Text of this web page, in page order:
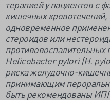
терапией у пациентов с
кишечных
одновременное
стероидов или
Helicobacter pylori (H.
риска желудочно-
принимающим
быть рекомендованы